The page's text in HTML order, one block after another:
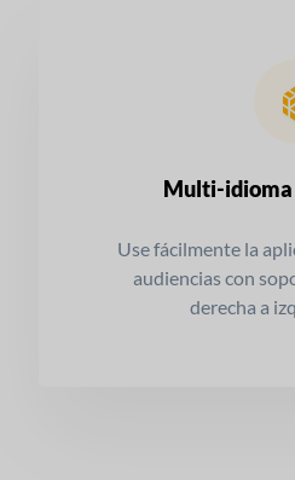
Multi-idioma
Use fácilmente la
audiencias con
derecha a